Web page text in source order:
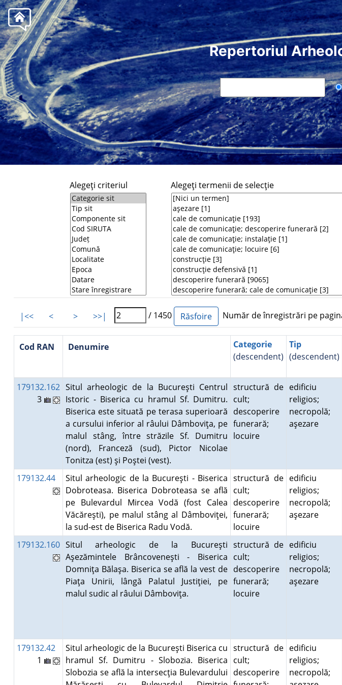
Repertoriul
Alegeţi criteriul Alegeţi termenii de selecţie
|<< < > >>| / 1450 Număr de înregistrări pe
Cod RAN Denumire
Categorie
(descendent)
Tip
(descendent)
179132.162
3
Situl arheologic de la Bucureşti Centrul
Istoric - Biserica cu hramul Sf. Dumitru.
Biserica este situată pe terasa superioară
a cursului inferior al râului Dâmboviţa, pe
malul stâng, între străzile Sf. Dumitru
(nord), Franceză (sud), Pictor Nicolae
Tonitza (est) şi Poştei (vest).
structură de
cult;
descoperire
funerară;
locuire
edificiu
religios;
necropolă;
aşezare
179132.44
Situl arheologic de la Bucureşti - Biserica
Dobroteasa. Biserica Dobroteasa se află
pe Bulevardul Mircea Vodă (fost Calea
Văcăreşti), pe malul stâng al Dâmboviţei,
la sud-est de Biserica Radu Vodă.
structură de
cult;
descoperire
funerară;
locuire
edificiu
religios;
necropolă;
aşezare
179132.160 Situl arheologic de la Bucureşti
Aşezămintele Brâncoveneşti - Biserica
Domniţa Bălaşa. Biserica se află la vest de
Piaţa Unirii, lângă Palatul Justiţiei, pe
malul sudic al râului Dâmboviţa.
structură de
cult;
descoperire
funerară;
locuire
edificiu
religios;
necropolă;
aşezare
179132.42
1
Situl arheologic de la Bucureşti Biserica cu
hramul Sf. Dumitru - Slobozia. Biserica
Slobozia se află la intersecţia Bulevardului
structură de
cult;
descoperire
edificiu
religios;
necropolă;